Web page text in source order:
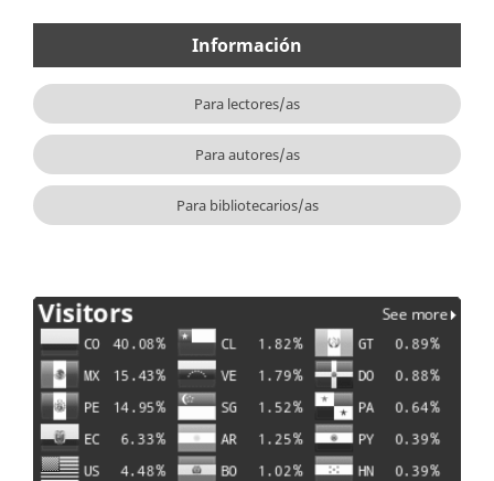
Información
Para lectores/as
Para autores/as
Para bibliotecarios/as